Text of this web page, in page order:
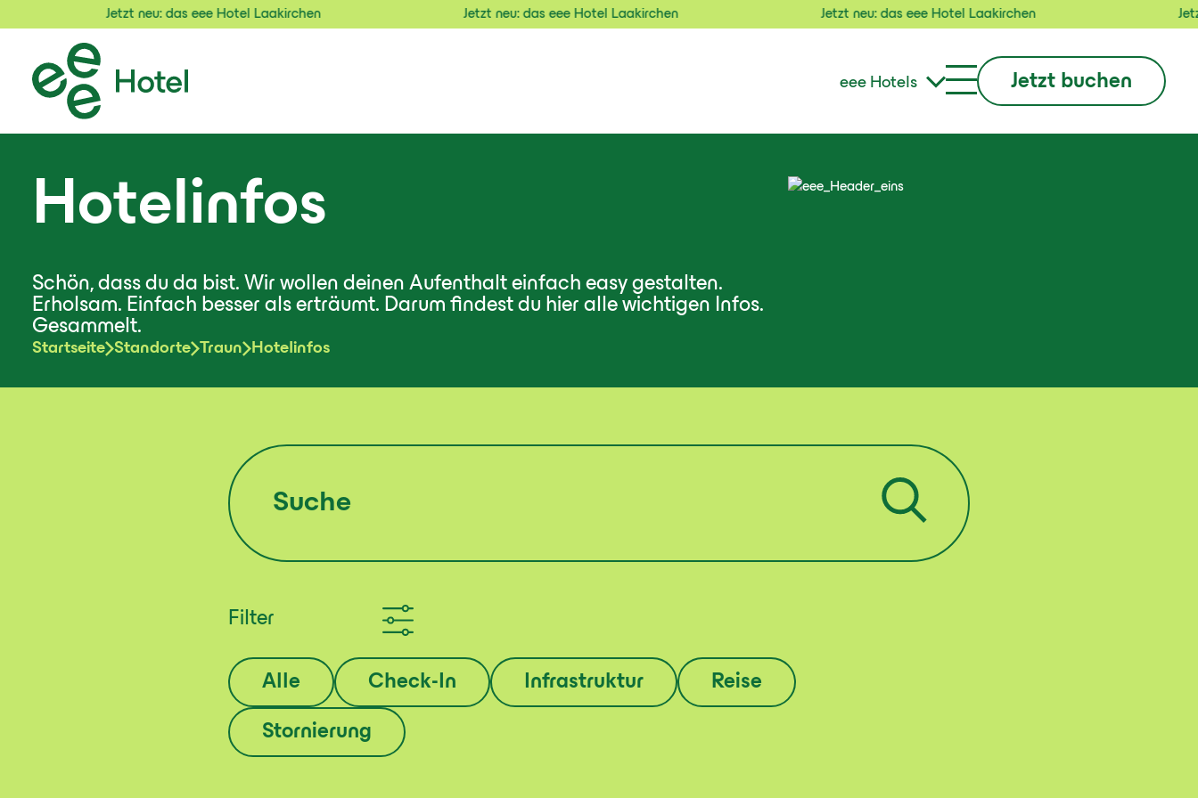
Jetzt neu: das eee Hotel Laakirchen Jetzt neu: das eee Hotel Laakirchen Jetzt neu: das eee Hotel Laakirchen Jetzt neu:
eee Hotels Jetzt buchen
Hotelinfos
Schön, dass du da bist. Wir wollen deinen Aufenthalt einfach easy gestalten.
Erholsam. Einfach besser als erträumt. Darum findest du hier alle wichtigen Infos.
Gesammelt.
Startseite Standorte Traun Hotelinfos
Filter
Alle Check-In Infrastruktur Reise
Stornierung